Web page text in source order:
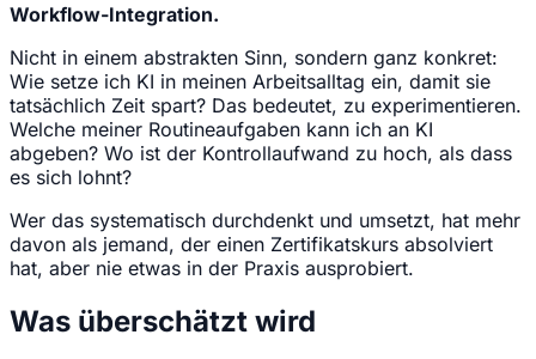
Workflow-Integration.
Nicht in einem abstrakten Sinn, sondern ganz konkret:
Wie setze ich KI in meinen Arbeitsalltag ein, damit sie
tatsächlich Zeit spart? Das bedeutet, zu experimentieren.
Welche meiner Routineaufgaben kann ich an KI
abgeben? Wo ist der Kontrollaufwand zu hoch, als dass
es sich lohnt?
Wer das systematisch durchdenkt und umsetzt, hat mehr
davon als jemand, der einen Zertifikatskurs absolviert
hat, aber nie etwas in der Praxis ausprobiert.
Was überschätzt wird